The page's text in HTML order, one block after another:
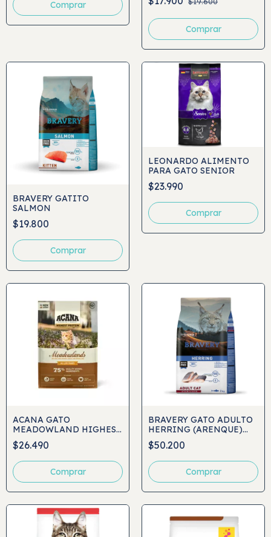
Comprar
Comprar
BRAVERY GATITO
SALMON
$19.800
Comprar
LEONARDO ALIMENTO
PARA GATO SENIOR
$23.990
Comprar
ACANA GATO
MEADOWLAND HIGHEST
PROTEIN
$26.490
Comprar
BRAVERY GATO ADULTO
HERRING (ARENQUE)
ESTERILIZADO
$50.200
Comprar